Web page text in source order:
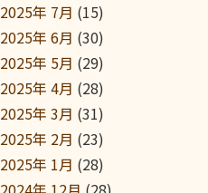
2025年 7月 (15)
2025年 6月 (30)
2025年 5月 (29)
2025年 4月 (28)
2025年 3月 (31)
2025年 2月 (23)
2025年 1月 (28)